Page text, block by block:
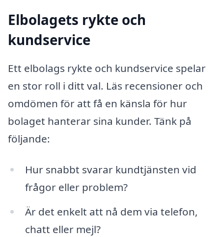
Elbolagets rykte och
kundservice
Ett elbolags rykte och kundservice spelar
en stor roll i ditt val. Läs recensioner och
omdömen för att få en känsla för hur
bolaget hanterar sina kunder. Tänk på
följande:
Hur snabbt svarar kundtjänsten vid
frågor eller problem?
Är det enkelt att nå dem via telefon,
chatt eller mejl?